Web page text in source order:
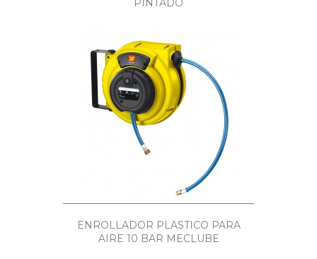
ENROLLADOR PLASTICO PARA
AIRE 10 BAR MECLUBE